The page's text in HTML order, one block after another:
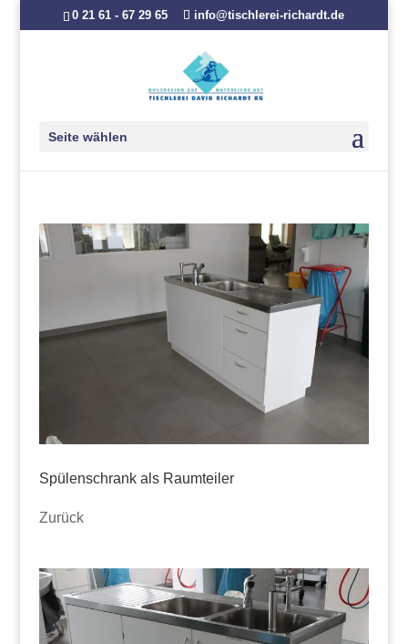
0 21 61 - 67 29 65 info@tischlerei-richardt.de
Seite wählen
Spülenschrank als Raumteiler
Zurück